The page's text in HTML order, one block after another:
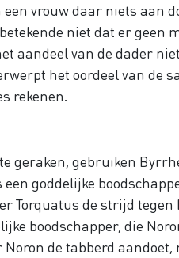
vrouw daar niets aan
niet dat er geen
aandeel van de dader
het oordeel van de
rekenen.
geraken, gebruiken
goddelijke
Torquatus de strijd tegen
boodschapper, die
Noron de tabberd